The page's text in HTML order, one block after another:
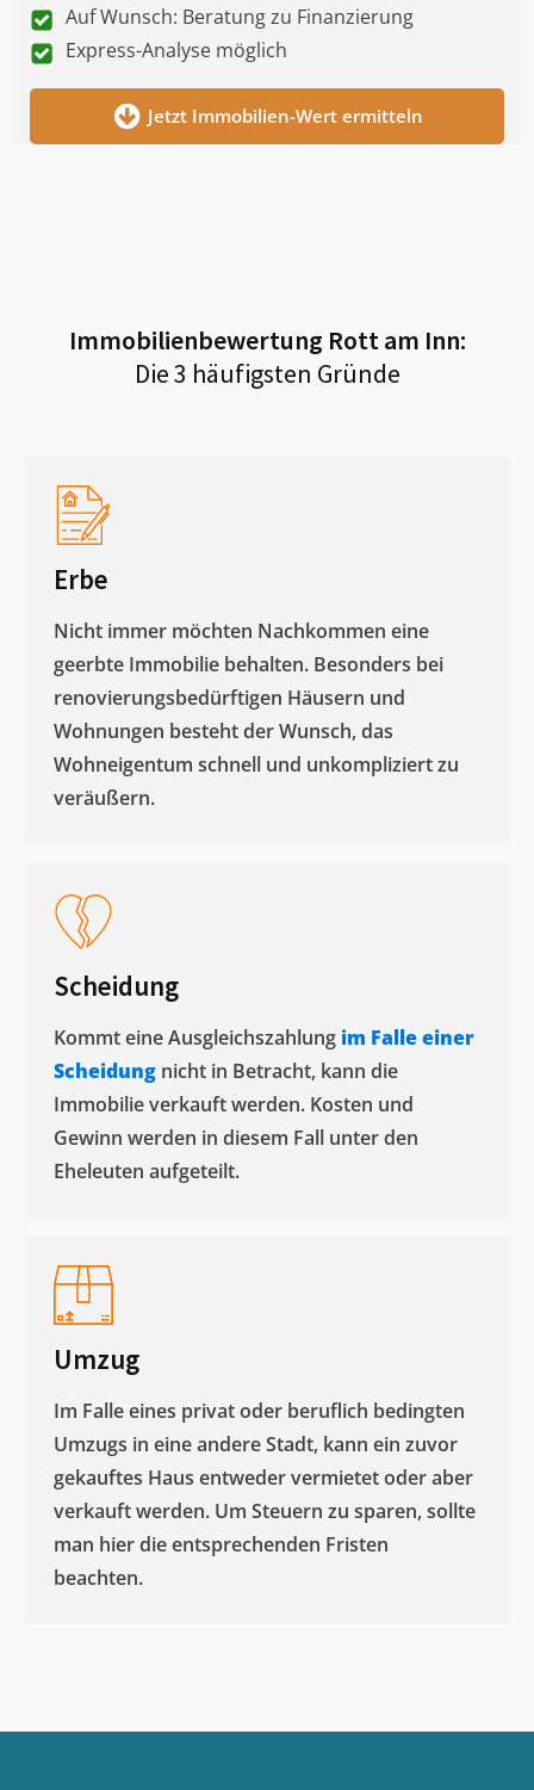
Auf Wunsch: Beratung zu Finanzierung
Express-Analyse möglich
Jetzt Immobilien-Wert ermitteln
Immobilienbewertung Rott am Inn:
Die 3 häufigsten Gründe
Erbe
Nicht immer möchten Nachkommen eine
geerbte Immobilie behalten. Besonders bei
renovierungsbedürftigen Häusern und
Wohnungen besteht der Wunsch, das
Wohneigentum schnell und unkompliziert zu
veräußern. ​
Scheidung
Kommt eine Ausgleichszahlung im Falle einer
Scheidung nicht in Betracht, kann die
Immobilie verkauft werden. Kosten und
Gewinn werden in diesem Fall unter den
Eheleuten aufgeteilt.​
Umzug
Im Falle eines privat oder beruflich bedingten
Umzugs in eine andere Stadt, kann ein zuvor
gekauftes Haus entweder vermietet oder aber
verkauft werden. Um Steuern zu sparen, sollte
man hier die entsprechenden Fristen
beachten.